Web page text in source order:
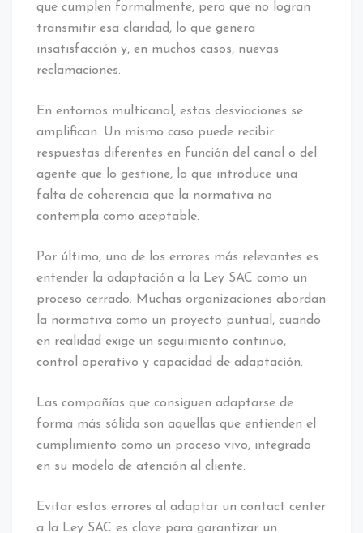
que cumplen formalmente, pero que no logran
transmitir esa claridad, lo que genera
insatisfacción y, en muchos casos, nuevas
reclamaciones.
En entornos multicanal, estas desviaciones se
amplifican. Un mismo caso puede recibir
respuestas diferentes en función del canal o del
agente que lo gestione, lo que introduce una
falta de coherencia que la normativa no
contempla como aceptable.
Por último, uno de los errores más relevantes es
entender la adaptación a la Ley SAC como un
proceso cerrado. Muchas organizaciones abordan
la normativa como un proyecto puntual, cuando
en realidad exige un seguimiento continuo,
control operativo y capacidad de adaptación.
Las compañías que consiguen adaptarse de
forma más sólida son aquellas que entienden el
cumplimiento como un proceso vivo, integrado
en su modelo de atención al cliente.
Evitar estos errores al adaptar un contact center
a la Ley SAC es clave para garantizar un